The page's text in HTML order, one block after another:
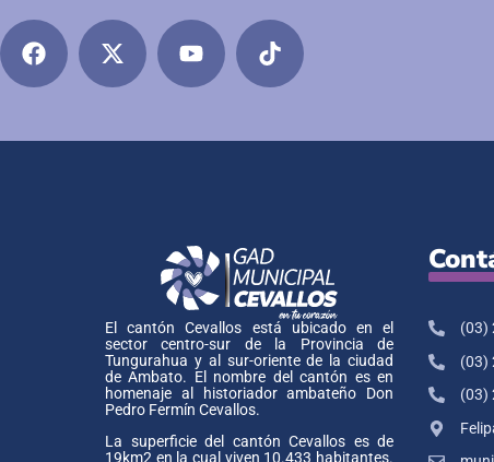
El cantón Cevallos está ubicado en el
sector centro-sur de la Provincia de
Tungurahua y al sur-oriente de la ciudad
de Ambato. El nombre del cantón es en
homenaje al historiador ambateño Don
Pedro Fermín Cevallos.
La superficie del cantón Cevallos es de
(03)
(03)
(03)